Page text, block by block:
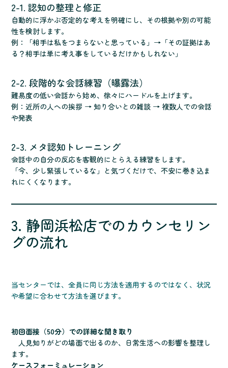
2-1. 認知の整理と修正
自動的に浮かぶ否定的な考えを明確にし、その根拠や別の可能
性を検討します。
例：「相手は私をつまらないと思っている」→「その証拠はあ
る？相手は単に考え事をしているだけかもしれない」
2-2. 段階的な会話練習（曝露法）
難易度の低い会話から始め、徐々にハードルを上げます。
例：近所の人への挨拶 → 知り合いとの雑談 → 複数人での会話
や発表
2-3. メタ認知トレーニング
会話中の自分の反応を客観的にとらえる練習をします。
「今、少し緊張しているな」と気づくだけで、不安に巻き込ま
れにくくなります。
3. 静岡浜松店でのカウンセリン
グの流れ
当センターでは、全員に同じ方法を適用するのではなく、状況
や希望に合わせて方法を選びます。
初回面接（50分）での詳細な聞き取り
人見知りがどの場面で出るのか、日常生活への影響を整理し
ます。
ケースフォーミュレーション